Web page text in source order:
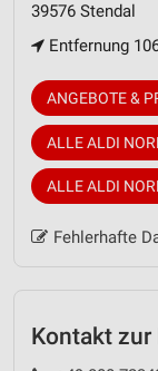
39576 Stendal
Entfernung
ANGEBOTE &
ALLE ALDI
ALLE ALDI
Fehlerhafte
Kontakt zur